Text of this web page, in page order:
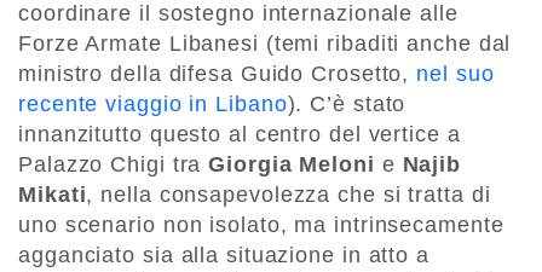
coordinare il sostegno internazionale alle
Forze Armate Libanesi (temi ribaditi anche dal
ministro della difesa Guido Crosetto, nel suo
recente viaggio in Libano). C’è stato
innanzitutto questo al centro del vertice a
Palazzo Chigi traGiorgia Meloni e Najib
Mikati, nella consapevolezza che si tratta di
uno scenario non isolato, ma intrinsecamente
agganciato sia alla situazione in atto a